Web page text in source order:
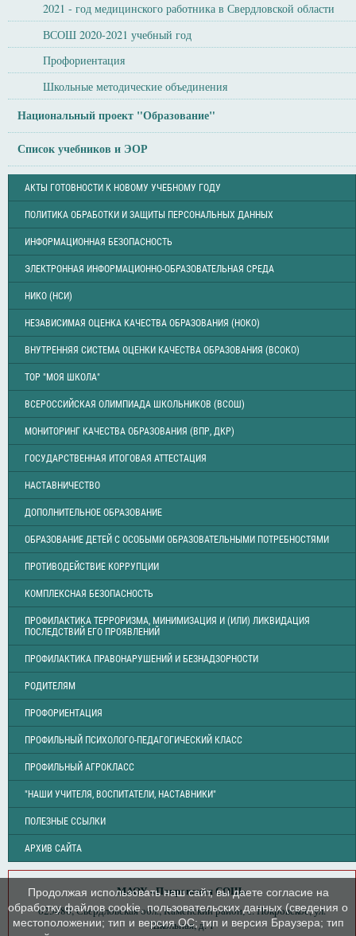
2021 - год медицинского работника в Свердловской области
ВСОШ 2020-2021 учебный год
Профориентация
Школьные методические объединения
Национальный проект "Образование"
Список учебников и ЭОР
АКТЫ ГОТОВНОСТИ К НОВОМУ УЧЕБНОМУ ГОДУ
ПОЛИТИКА ОБРАБОТКИ И ЗАЩИТЫ ПЕРСОНАЛЬНЫХ ДАННЫХ
ИНФОРМАЦИОННАЯ БЕЗОПАСНОСТЬ
ЭЛЕКТРОННАЯ ИНФОРМАЦИОННО-ОБРАЗОВАТЕЛЬНАЯ СРЕДА
НИКО (НСИ)
НЕЗАВИСИМАЯ ОЦЕНКА КАЧЕСТВА ОБРАЗОВАНИЯ (НОКО)
ВНУТРЕННЯЯ СИСТЕМА ОЦЕНКИ КАЧЕСТВА ОБРАЗОВАНИЯ (ВСОКО)
ТОР "МОЯ ШКОЛА"
ВСЕРОССИЙСКАЯ ОЛИМПИАДА ШКОЛЬНИКОВ (ВСОШ)
МОНИТОРИНГ КАЧЕСТВА ОБРАЗОВАНИЯ (ВПР, ДКР)
ГОСУДАРСТВЕННАЯ ИТОГОВАЯ АТТЕСТАЦИЯ
НАСТАВНИЧЕСТВО
ДОПОЛНИТЕЛЬНОЕ ОБРАЗОВАНИЕ
ОБРАЗОВАНИЕ ДЕТЕЙ С ОСОБЫМИ ОБРАЗОВАТЕЛЬНЫМИ ПОТРЕБНОСТЯМИ
ПРОТИВОДЕЙСТВИЕ КОРРУПЦИИ
КОМПЛЕКСНАЯ БЕЗОПАСНОСТЬ
ПРОФИЛАКТИКА ТЕРРОРИЗМА, МИНИМИЗАЦИЯ И (ИЛИ) ЛИКВИДАЦИЯ
ПОСЛЕДСТВИЙ ЕГО ПРОЯВЛЕНИЙ
ПРОФИЛАКТИКА ПРАВОНАРУШЕНИЙ И БЕЗНАДЗОРНОСТИ
РОДИТЕЛЯМ
ПРОФОРИЕНТАЦИЯ
ПРОФИЛЬНЫЙ ПСИХОЛОГО-ПЕДАГОГИЧЕСКИЙ КЛАСС
ПРОФИЛЬНЫЙ АГРОКЛАСС
"НАШИ УЧИТЕЛЯ, ВОСПИТАТЕЛИ, НАСТАВНИКИ"
ПОЛЕЗНЫЕ ССЫЛКИ
АРХИВ САЙТА
МАОУ «Покровская СОШ»
623480, Свердловская обл., Каменский район, с. Покровское, ул.
Школьная, д. 1
Продолжая использовать наш сайт, вы даете согласие на
обработку файлов cookie, пользовательских данных (сведения о
местоположении; тип и версия ОС; тип и версия Браузера; тип